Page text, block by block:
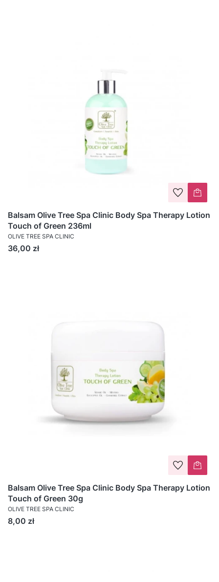
Balsam Olive Tree Spa Clinic Body Spa Therapy Lotion
Touch of Green 236ml
OLIVE TREE SPA CLINIC
Cena
36,00 zł
Balsam Olive Tree Spa Clinic Body Spa Therapy Lotion
Touch of Green 30g
OLIVE TREE SPA CLINIC
Cena
8,00 zł